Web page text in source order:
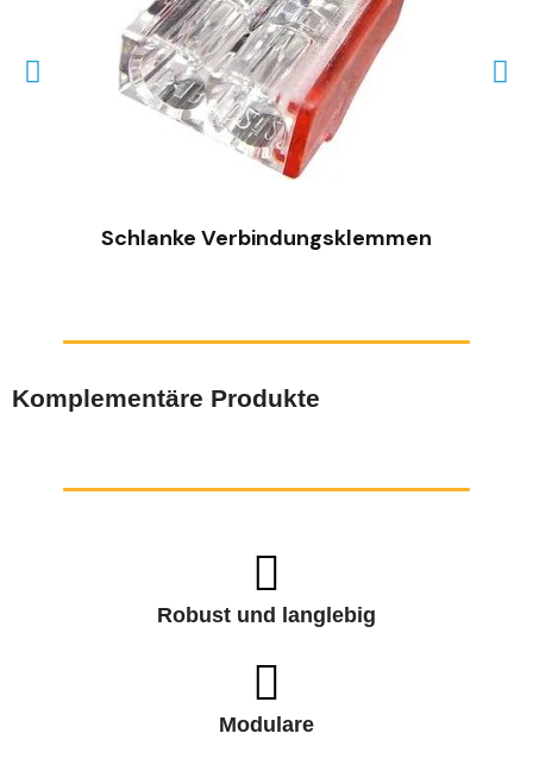
SCHNELLANSICHT
Schlanke Verbindungsklemmen
Komplementäre Produkte
Robust und langlebig
Modulare